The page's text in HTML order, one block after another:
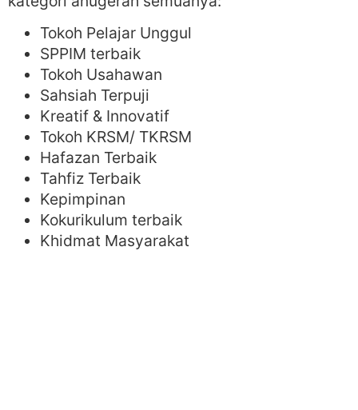
Tokoh Pelajar Unggul
SPPIM terbaik
Tokoh Usahawan
Sahsiah Terpuji
Kreatif & Innovatif
Tokoh KRSM/ TKRSM
Hafazan Terbaik
Tahfiz Terbaik
Kepimpinan
Kokurikulum terbaik
Khidmat Masyarakat